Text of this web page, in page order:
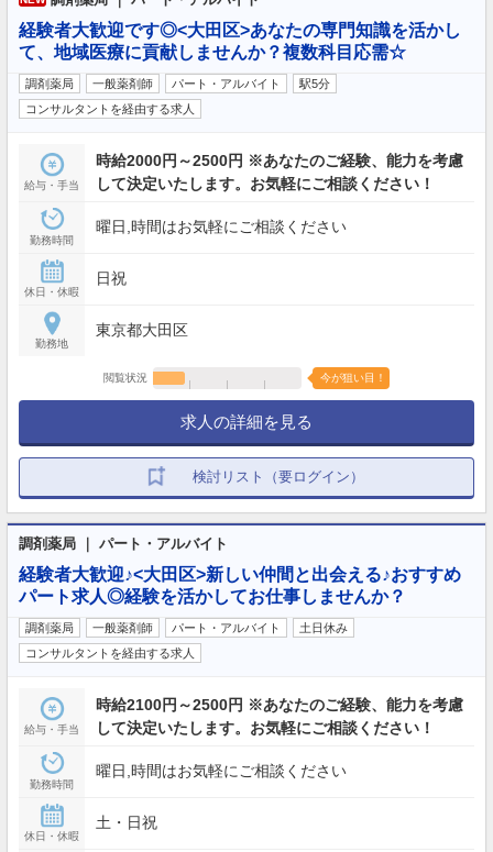
経験者大歓迎です◎<大田区>あなたの専門知識を活かし
て、地域医療に貢献しませんか？複数科目応需☆
調剤薬局 一般薬剤師 パート・アルバイト
駅5分
コンサルタントを経由する求人
給与・手当
時給2000円～2500円 ※あなたのご経験、能力を考慮
して決定いたします。お気軽にご相談ください！
勤務時間
曜日,時間はお気軽にご相談ください
休日・休暇
日祝
勤務地
東京都大田区
閲覧状況 今が狙い目！
求人の詳細を見る
検討リスト（要ログイン）
調剤薬局 ｜ パート・アルバイト
経験者大歓迎♪<大田区>新しい仲間と出会える♪おすすめ
パート求人◎経験を活かしてお仕事しませんか？
調剤薬局 一般薬剤師 パート・アルバイト
土日休み
コンサルタントを経由する求人
給与・手当
時給2100円～2500円 ※あなたのご経験、能力を考慮
して決定いたします。お気軽にご相談ください！
勤務時間
曜日,時間はお気軽にご相談ください
休日・休暇
土・日祝